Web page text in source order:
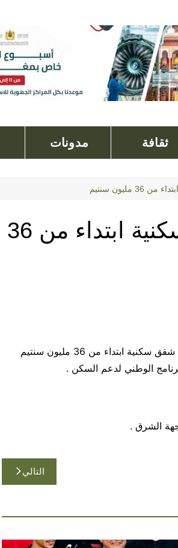
ثقافة مدونات
سنتيم
العمران جهة الشرق.. شقق سكنية ابتداء من 36
تعلن شركة العمران جهة الشرق إلى علم العموم عن انطلاق عملية بيع شقق سكنية ابتداء من 36 مليون سنتيم
الوطني لدعم السكن .
الشرق .
التالي